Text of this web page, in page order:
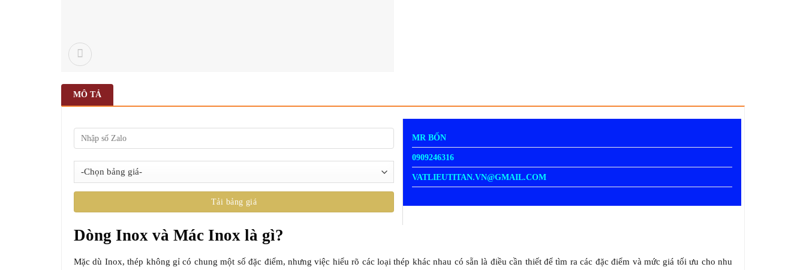
MÔ TẢ
MR BỐN
0909246316
VATLIEUTITAN.VN@GMAIL.COM
Dòng Inox và Mác Inox là gì?
Mặc dù Inox, thép không gỉ có chung một số đặc điểm, nhưng việc hiểu rõ các loại thép khác nhau có sẵn là điều cần thiết để tìm ra các đặc điểm và mức giá tối ưu cho nhu